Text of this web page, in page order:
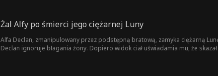
Żal Alfy po śmierci jego ciężarnej Luny
Alfa Declan, zmanipulowany przez podstępną bratową, zamyka ciężarną
Declan ignoruje błagania żony. Dopiero widok ciał uświadamia mu, że